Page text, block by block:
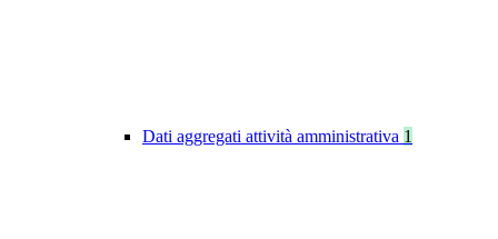
Dati aggregati attività amministrativa 1